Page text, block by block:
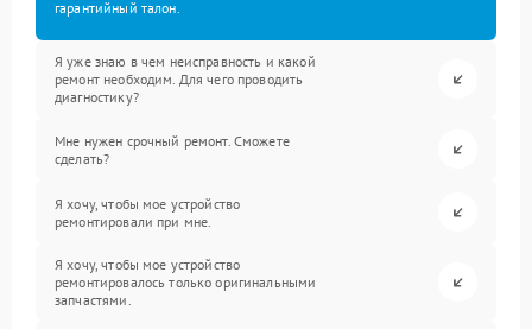
гарантийный талон.
Я уже знаю в чем неисправность и какой
ремонт необходим. Для чего проводить
диагностику?
Мне нужен срочный ремонт. Сможете
сделать?
Я хочу, чтобы мое устройство
ремонтировали при мне.
Я хочу, чтобы мое устройство
ремонтировалось только оригинальными
запчастями.